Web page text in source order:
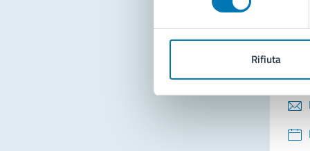
Rifiuta